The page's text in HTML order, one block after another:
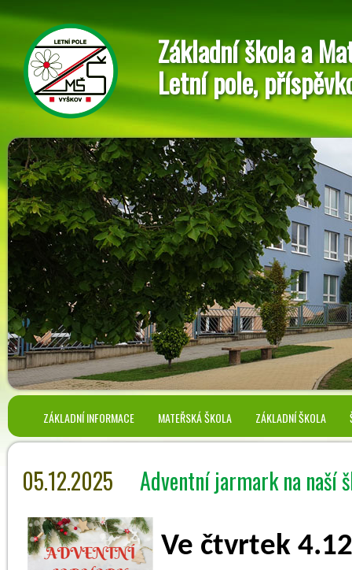
Základní škola a
Letní pole,
ZÁKLADNÍ INFORMACE MATEŘSKÁ ŠKOLA ZÁKLADNÍ ŠKOLA
05.12.2025 Adventní jarmark na naší
Ve čtvrtek